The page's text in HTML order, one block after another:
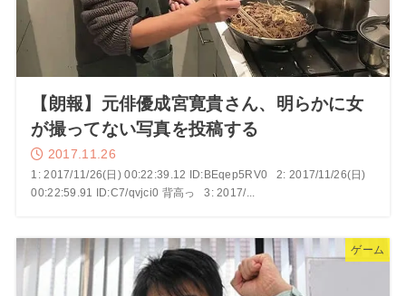
【朗報】元俳優成宮寛貴さん、明らかに女
が撮ってない写真を投稿する
2017.11.26
1: 2017/11/26(日) 00:22:39.12 ID:BEqep5RV0 2: 2017/11/26(日)
00:22:59.91 ID:C7/qvjci0 背高っ 3: 2017/...
ゲーム